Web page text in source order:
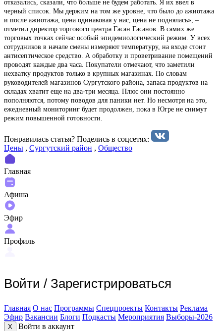
отказались, сказали, что больше не будем работать. Я их ввел в
черный список. Мы держим на том же уровне, что было до ажиотажа
и после ажиотажа, цена одинаковая у нас, цена не поднялась», –
отметил директор торгового центра Гасан Гасанов. В самих же
торговых точках сейчас особый эпидемиологический режим. У всех
сотрудников в начале смены измеряют температуру, на входе стоит
антисептическое средство. А обработку и проветривание помещений
проводят каждые два часа. Покупатели отмечают, что заметили
нехватку продуктов только в крупных магазинах. По словам
руководителей магазинов Сургутского района, запаса продуктов на
складах хватит еще на два-три месяца. Плюс они постоянно
пополняются, потому поводов для паники нет. Но несмотря на это,
ежедневный мониторинг будет продолжен, пока в Югре не снимут
режим повышенной готовности.
Понравилась статья? Поделиcь в соцсетях:
Цены , Сургутский район , Общество
Главная
Афиша
Эфир
Профиль
Войти / Зарегистрироваться
Главная О нас Программы Спецпроекты Контакты Реклама
Эфир Вакансии Блоги Подкасты Мероприятия Выборы-2026
X
Войти в аккаунт